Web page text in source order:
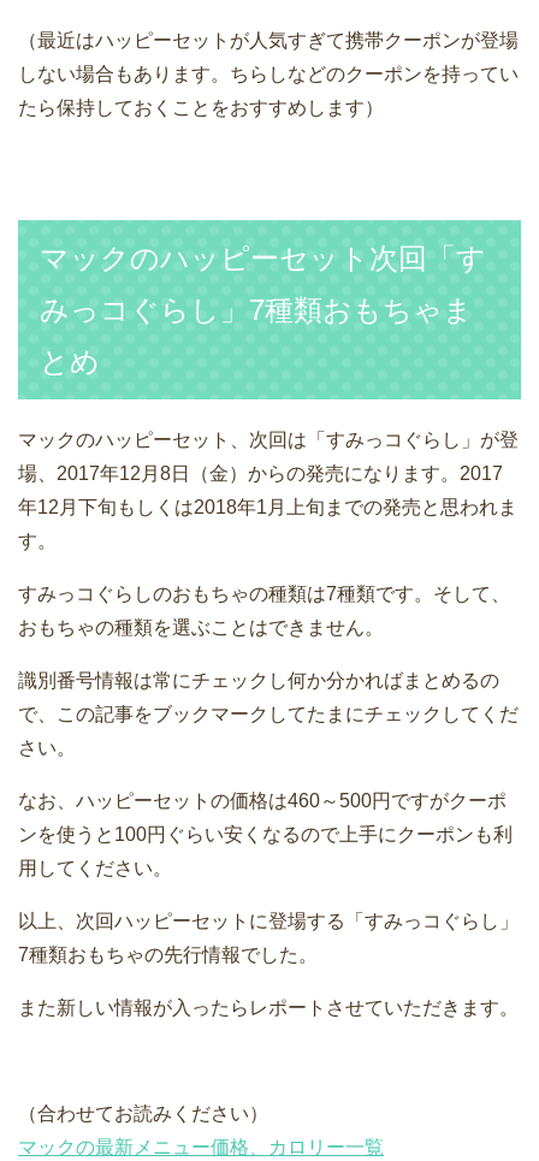
（最近はハッピーセットが人気すぎて携帯クーポンが登場
しない場合もあります。ちらしなどのクーポンを持ってい
たら保持しておくことをおすすめします）
マックのハッピーセット次回「す
みっコぐらし」7種類おもちゃま
とめ
マックのハッピーセット、次回は「すみっコぐらし」が登
場、2017年12月8日（金）からの発売になります。2017
年12月下旬もしくは2018年1月上旬までの発売と思われま
す。
すみっコぐらしのおもちゃの種類は7種類です。そして、
おもちゃの種類を選ぶことはできません。
識別番号情報は常にチェックし何か分かればまとめるの
で、この記事をブックマークしてたまにチェックしてくだ
さい。
なお、ハッピーセットの価格は460～500円ですがクーポ
ンを使うと100円ぐらい安くなるので上手にクーポンも利
用してください。
以上、次回ハッピーセットに登場する「すみっコぐらし」
7種類おもちゃの先行情報でした。
また新しい情報が入ったらレポートさせていただきます。
（合わせてお読みください）
マックの最新メニュー価格、カロリー一覧